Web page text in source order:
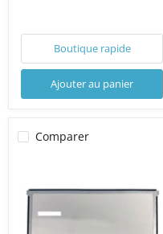
Boutique rapide
Ajouter au panier
Comparer